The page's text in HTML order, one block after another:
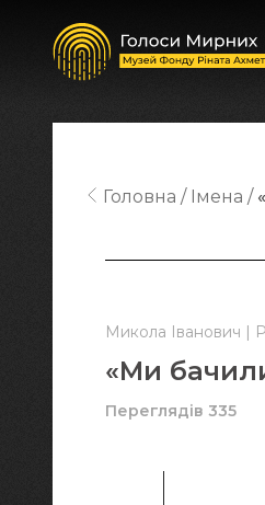
Микола Іванович |
«Ми
Переглядів 335
Головна Імена